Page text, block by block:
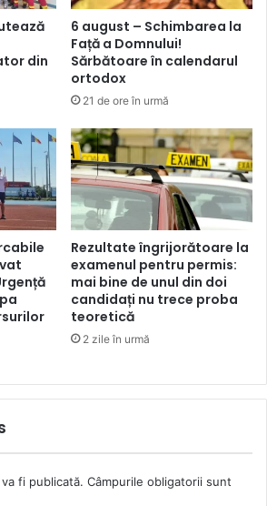
din
6 august – Schimbarea la
Față a Domnului!
Sărbătoare în calendarul
ortodox
21 de ore în urmă
Rezultate îngrijorătoare la
examenul pentru permis:
mai bine de unul din doi
candidați nu trece proba
teoretică
2 zile în urmă
fi publicată. Câmpurile obligatorii sunt